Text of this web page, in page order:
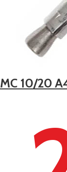
10/20